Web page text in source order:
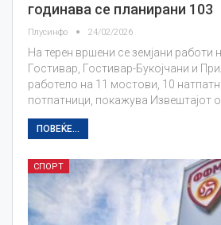
годинава се планирани 103
Плусинфо 24/02/2026
На терен вршени се земјани работи
Гостивар, Гостивар-Букојчани и
работело на 11 мостови, 10
потпатници, покажува Извештајот
ПОВЕЌЕ...
СПОРТ